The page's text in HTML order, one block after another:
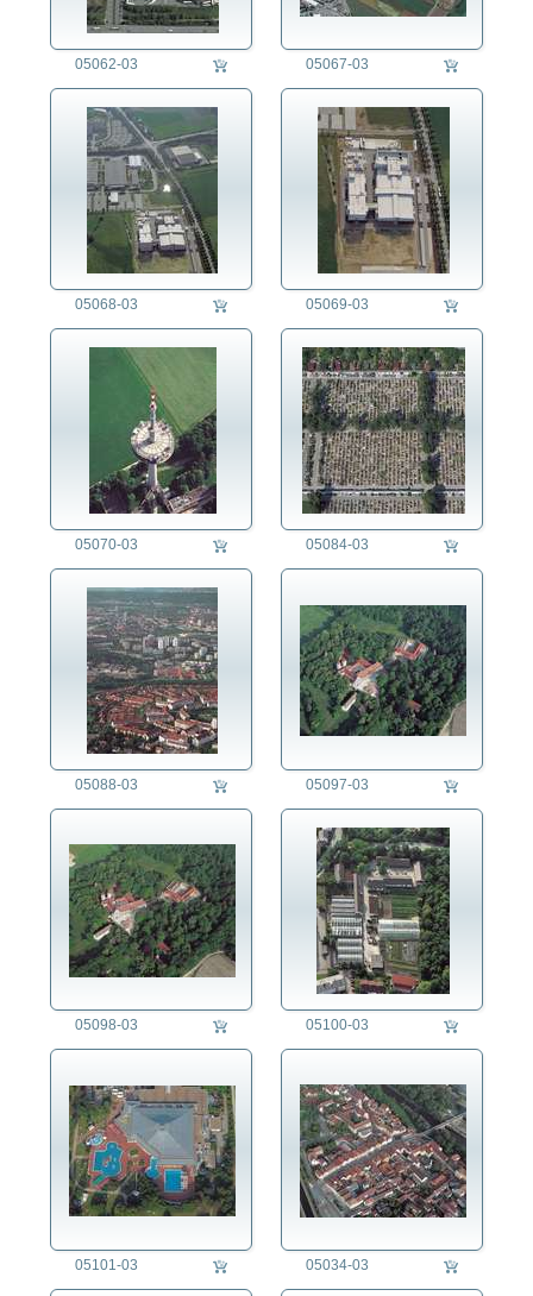
05062-03 05067-03
05068-03 05069-03
05070-03 05084-03
05088-03 05097-03
05098-03 05100-03
05101-03 05034-03